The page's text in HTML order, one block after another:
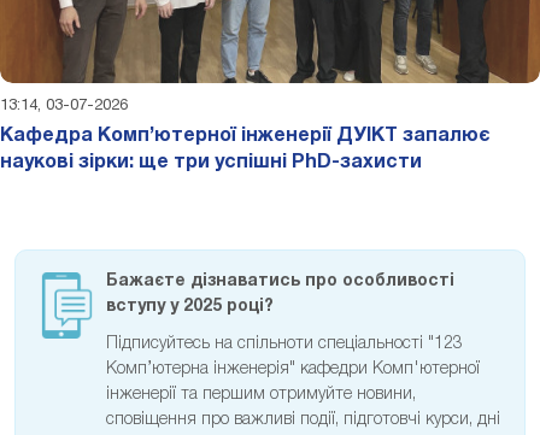
13:14, 03-07-2026
Кафедра Комп’ютерної інженерії ДУІКТ запалює
наукові зірки: ще три успішні PhD-захисти
Бажаєте дізнаватись про особливості
вступу у 2025 році?
Підписуйтесь на спільноти спеціальності "123
Комп’ютерна інженерія" кафедри Комп'ютерної
інженерії та першим отримуйте новини,
сповіщення про важливі події, підготовчі курси, дні